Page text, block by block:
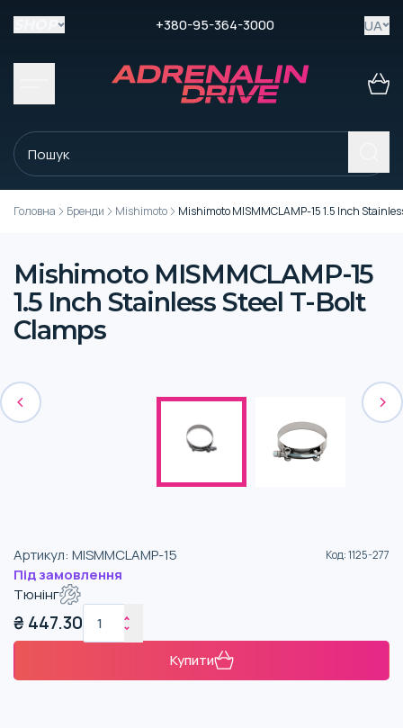
+380-95-364-3000 UA
Головна Бренди Mishimoto Mishimoto MISMMCLAMP-15 1.5 Inch
Mishimoto MISMMCLAMP-15
1.5 Inch Stainless Steel T-Bolt
Clamps
Артикул: MISMMCLAMP-15 Код:1125-277
Під замовлення
Тюнінг
₴ 447.30
Купити